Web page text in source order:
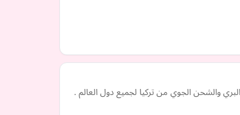
والشحن الجوي من تركيا لجميع دول العالم .